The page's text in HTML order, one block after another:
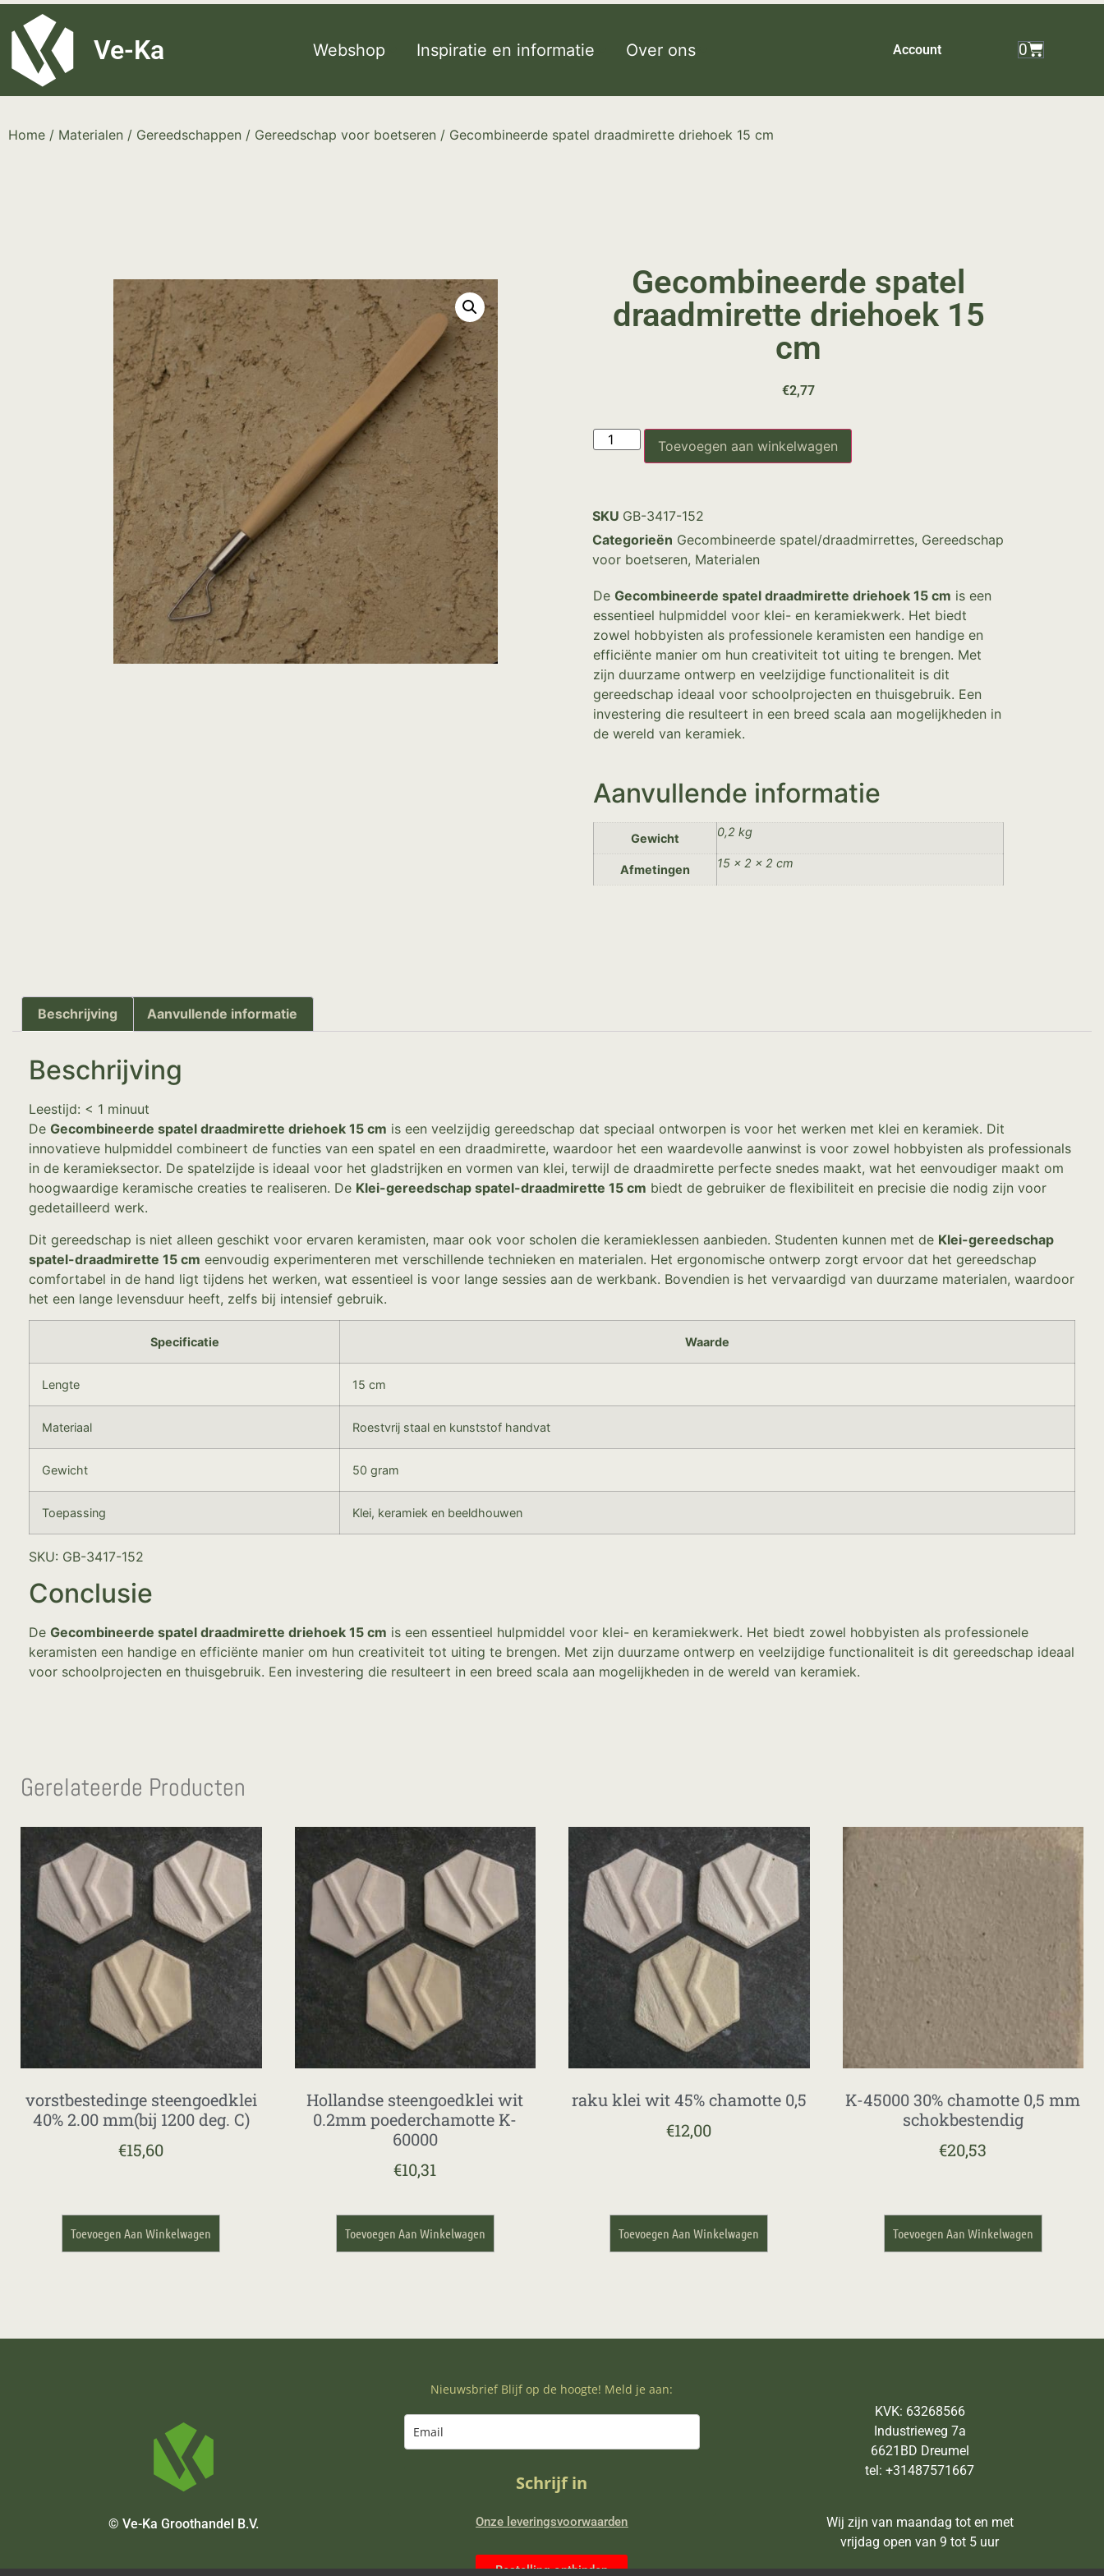
G-8P7N3X5BJ9
Ve-Ka Webshop Inspiratie en informatie Over ons Account 0
Home / Materialen / Gereedschappen / Gereedschap voor boetseren / Gecombineerde spatel draadmirette driehoek 15 cm
Gecombineerde spatel
draadmirette driehoek 15
cm
€2,77
Toevoegen aan winkelwagen
SKU GB-3417-152
Categorieën Gecombineerde spatel/draadmirrettes, Gereedschap
voor boetseren, Materialen
De Gecombineerde spatel draadmirette driehoek 15 cm is een
essentieel hulpmiddel voor klei- en keramiekwerk. Het biedt
zowel hobbyisten als professionele keramisten een handige en
efficiënte manier om hun creativiteit tot uiting te brengen. Met
zijn duurzame ontwerp en veelzijdige functionaliteit is dit
gereedschap ideaal voor schoolprojecten en thuisgebruik. Een
investering die resulteert in een breed scala aan mogelijkheden in
de wereld van keramiek.
Aanvullende informatie
Gewicht 0,2 kg
Afmetingen 15 × 2 × 2 cm
Beschrijving Aanvullende informatie
Beschrijving
Leestijd: < 1 minuut
De Gecombineerde spatel draadmirette driehoek 15 cm is een veelzijdig gereedschap dat speciaal ontworpen is voor het werken met klei en keramiek. Dit
innovatieve hulpmiddel combineert de functies van een spatel en een draadmirette, waardoor het een waardevolle aanwinst is voor zowel hobbyisten als professionals
in de keramieksector. De spatelzijde is ideaal voor het gladstrijken en vormen van klei, terwijl de draadmirette perfecte snedes maakt, wat het eenvoudiger maakt om
hoogwaardige keramische creaties te realiseren. De Klei-gereedschap spatel-draadmirette 15 cm biedt de gebruiker de flexibiliteit en precisie die nodig zijn voor
gedetailleerd werk.
Dit gereedschap is niet alleen geschikt voor ervaren keramisten, maar ook voor scholen die keramieklessen aanbieden. Studenten kunnen met de Klei-gereedschap
spatel-draadmirette 15 cm eenvoudig experimenteren met verschillende technieken en materialen. Het ergonomische ontwerp zorgt ervoor dat het gereedschap
comfortabel in de hand ligt tijdens het werken, wat essentieel is voor lange sessies aan de werkbank. Bovendien is het vervaardigd van duurzame materialen, waardoor
het een lange levensduur heeft, zelfs bij intensief gebruik.
Specificatie Waarde
Lengte 15 cm
Materiaal Roestvrij staal en kunststof handvat
Gewicht 50 gram
Toepassing Klei, keramiek en beeldhouwen
SKU: GB-3417-152
Conclusie
De Gecombineerde spatel draadmirette driehoek 15 cm is een essentieel hulpmiddel voor klei- en keramiekwerk. Het biedt zowel hobbyisten als professionele
keramisten een handige en efficiënte manier om hun creativiteit tot uiting te brengen. Met zijn duurzame ontwerp en veelzijdige functionaliteit is dit gereedschap ideaal
voor schoolprojecten en thuisgebruik. Een investering die resulteert in een breed scala aan mogelijkheden in de wereld van keramiek.
Gerelateerde Producten
vorstbestedinge steengoedklei
40% 2.00 mm(bij 1200 deg. C)
€15,60
Toevoegen Aan Winkelwagen
Hollandse steengoedklei wit
0.2mm poederchamotte K-
60000
€10,31
Toevoegen Aan Winkelwagen
raku klei wit 45% chamotte 0,5
€12,00
Toevoegen Aan Winkelwagen
K-45000 30% chamotte 0,5 mm
schokbestendig
€20,53
Toevoegen Aan Winkelwagen
© Ve-Ka Groothandel B.V.
Nieuwsbrief Blijf op de hoogte! Meld je aan:
Schrijf in
Onze leveringsvoorwaarden
Bestelling ontbinden
KVK: 63268566
Industrieweg 7a
6621BD Dreumel
tel: +31487571667
Wij zijn van maandag tot en met
vrijdag open van 9 tot 5 uur